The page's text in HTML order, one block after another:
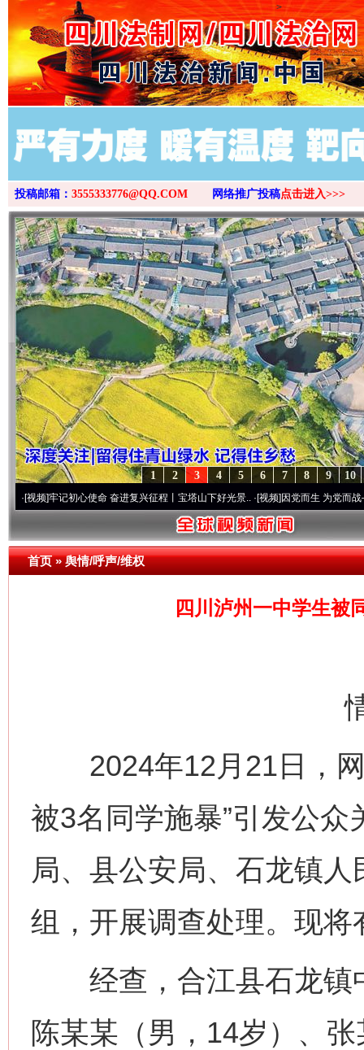
>
投稿邮箱： 3555333776@QQ.COM 网络推广投稿点击进入>>>
10
9
8
7
6
5
4
3
2
1
记初心使命 奋进复兴征程丨宝塔山下好光景..·[视频]因党而生 为党而战——百年“
首页»舆情/呼声/维权
四川泸州一中学生被
2024年12月21日，网
被3名同学施暴”引发公
局、县公安局、石龙镇
组，开展调查处理。现
经查，合江县石龙镇
陈某某（男，14岁）、